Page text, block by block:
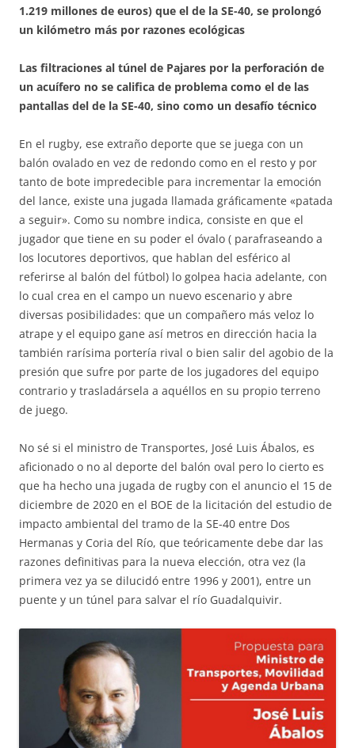
1.219 millones de euros) que el de la SE-40, se prolongó
un kilómetro más por razones ecológicas
Las filtraciones al túnel de Pajares por la perforación de
un acuífero no se califica de problema como el de las
pantallas del de la SE-40, sino como un desafío técnico
En el rugby, ese extraño deporte que se juega con un
balón ovalado en vez de redondo como en el resto y por
tanto de bote impredecible para incrementar la emoción
del lance, existe una jugada llamada gráficamente «patada
a seguir». Como su nombre indica, consiste en que el
jugador que tiene en su poder el óvalo ( parafraseando a
los locutores deportivos, que hablan del esférico al
referirse al balón del fútbol) lo golpea hacia adelante, con
lo cual crea en el campo un nuevo escenario y abre
diversas posibilidades: que un compañero más veloz lo
atrape y el equipo gane así metros en dirección hacia la
también rarísima portería rival o bien salir del agobio de la
presión que sufre por parte de los jugadores del equipo
contrario y trasladársela a aquéllos en su propio terreno
de juego.
No sé si el ministro de Transportes, José Luis Ábalos, es
aficionado o no al deporte del balón oval pero lo cierto es
que ha hecho una jugada de rugby con el anuncio el 15 de
diciembre de 2020 en el BOE de la licitación del estudio de
impacto ambiental del tramo de la SE-40 entre Dos
Hermanas y Coria del Río, que teóricamente debe dar las
razones definitivas para la nueva elección, otra vez (la
primera vez ya se dilucidó entre 1996 y 2001), entre un
puente y un túnel para salvar el río Guadalquivir.